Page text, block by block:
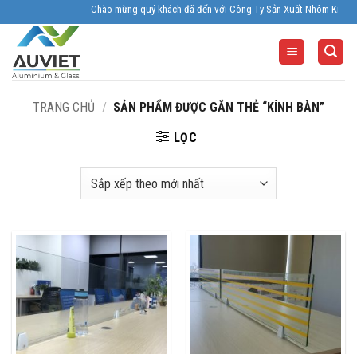
to
content
Chào mừng quý khách đã đến với Công Ty Sản Xuất Nhôm Kính
TRANG CHỦ / SẢN PHẨM ĐƯỢC GẮN THẺ “KÍNH BÀN”
LỌC